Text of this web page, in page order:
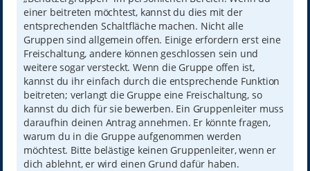
einer beitreten möchtest, kannst du dies mit der
entsprechenden Schaltfläche machen. Nicht alle
Gruppen sind allgemein offen. Einige erfordern erst eine
Freischaltung, andere können geschlossen sein und
weitere sogar versteckt. Wenn die Gruppe offen ist,
kannst du ihr einfach durch die entsprechende Funktion
beitreten; verlangt die Gruppe eine Freischaltung, so
kannst du dich für sie bewerben. Ein Gruppenleiter muss
daraufhin deinen Antrag annehmen. Er könnte fragen,
warum du in die Gruppe aufgenommen werden
möchtest. Bitte belästige keinen Gruppenleiter, wenn er
dich ablehnt, er wird einen Grund dafür haben.